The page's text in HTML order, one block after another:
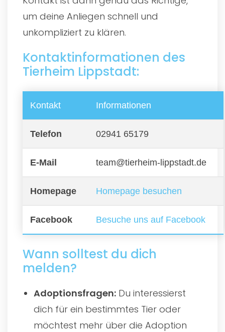
um deine Anliegen schnell und
unkompliziert zu klären.
Kontaktinformationen des
Tierheim Lippstadt:
Kontakt Informationen
Telefon 02941 65179
E-Mail team@tierheim-lippstadt.de
Homepage Homepage besuchen
Facebook Besuche uns auf Facebook
Wann solltest du dich
melden?
Adoptionsfragen: Du interessierst
dich für ein bestimmtes Tier oder
möchtest mehr über die Adoption